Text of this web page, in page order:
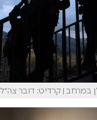
במרחב | קרדיט: דובר צה"ל